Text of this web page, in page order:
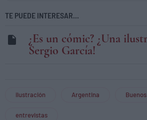
TE PUEDE INTERESAR...
¿Es un cómic? ¿Una
Sergio García!
ilustración Argentina
entrevistas